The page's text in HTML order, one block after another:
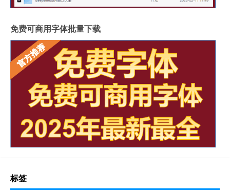
免费可商用字体批量下载
标签